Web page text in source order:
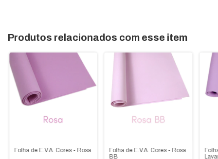
Produtos relacionados com esse item
Folha de E.V.A. Cores - Rosa
Folha de E.V.A. Cores - Rosa
BB